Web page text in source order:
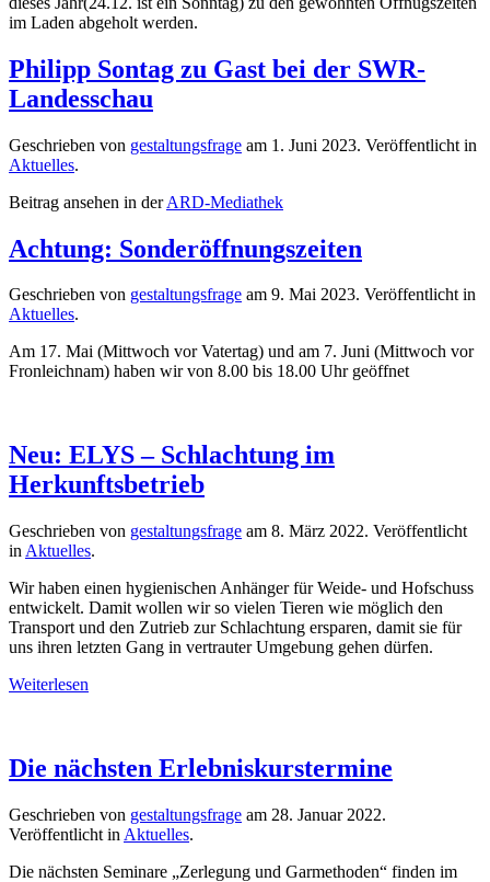
im Laden abgeholt werden.
Philipp Sontag zu Gast bei der SWR-
Landesschau
Geschrieben von gestaltungsfrage am 1. Juni 2023. Veröffentlicht in
Aktuelles.
Beitrag ansehen in derARD-Mediathek
Achtung: Sonderöffnungszeiten
Geschrieben von gestaltungsfrage am 9. Mai 2023. Veröffentlicht in
Aktuelles.
Am 17. Mai (Mittwoch vor Vatertag) und am 7. Juni (Mittwoch vor
Fronleichnam) haben wir von 8.00 bis 18.00 Uhr geöffnet
Neu: ELYS – Schlachtung im
Herkunftsbetrieb
Geschrieben von gestaltungsfrage am 8. März 2022. Veröffentlicht
in Aktuelles.
Wir haben einen hygienischen Anhänger für Weide- und Hofschuss
entwickelt. Damit wollen wir so vielen Tieren wie möglich den
Transport und den Zutrieb zur Schlachtung ersparen, damit sie für
uns ihren letzten Gang in vertrauter Umgebung gehen dürfen.
Weiterlesen
Die nächsten Erlebniskurstermine
Geschrieben von gestaltungsfrage am 28. Januar 2022.
Veröffentlicht in Aktuelles.
Die nächsten Seminare „Zerlegung und Garmethoden“ finden im